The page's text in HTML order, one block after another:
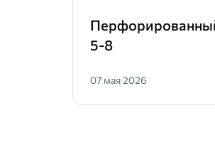
5-8
07 мая 2026